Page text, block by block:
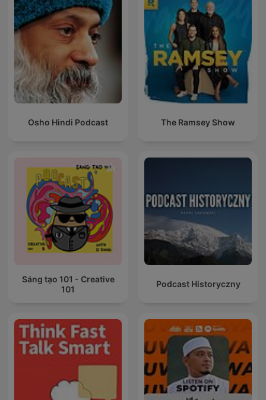
Osho Hindi Podcast The Ramsey Show
Sáng tạo 101 - Creative
101
Podcast Historyczny